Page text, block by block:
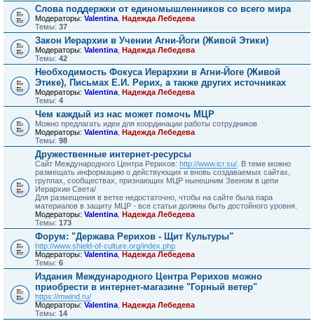
Слова поддержки от единомышленников со всего мира
Модераторы: Valentina Надежда Лебедева
Темы: 37
Закон Иерархии в Учении Агни-Йоги (Живой Этики)
Модераторы: Valentina Надежда Лебедева
Темы: 42
Необходимость Фокуса Иерархии в Агни-Йоге (Живой
Этике), Письмах Е.И. Рерих, а также других источниках
Модераторы: Valentina Надежда Лебедева
Темы: 4
Чем каждый из нас может помочь МЦР
Можно предлагать идеи для координации работы сотрудников
Модераторы: Valentina Надежда Лебедева
Темы: 98
Дружественные интернет-ресурсы
Сайт Международного Центра Рерихов: http://www.icr.su/ . В теме можно
размещать информацию о действующих и вновь создаваемых сайтах,
группах, сообществах, признающих МЦР нынешним Звеном в цепи
Иерархии Света/
Для размещения в ветке недостаточно, чтобы на сайте была пара
материалов в защиту МЦР - все статьи должны быть достойного уровня.
Модераторы: Valentina Надежда Лебедева
Темы: 173
Форум: "Держава Рерихов - Щит Культуры"
http://www.shield-of-culture.org/index.php
Модераторы: Valentina Надежда Лебедева
Темы: 6
Издания Международного Центра Рерихов можно
приобрести в интернет-магазине "Горный ветер"
https://mwind.ru/
Модераторы: Valentina Надежда Лебедева
Темы: 14